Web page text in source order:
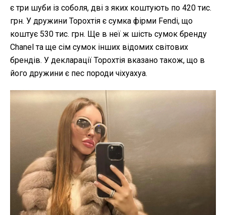
є три шуби із соболя, дві з яких коштують по 420 тис.
грн. У дружини Торохтія є сумка фірми Fendi, що
коштує 530 тис. грн. Ще в неї ж шість сумок бренду
Chanel та ще сім сумок інших відомих світових
брендів. У декларації Торохтія вказано також, що в
його дружини є пес породи чіхуахуа.